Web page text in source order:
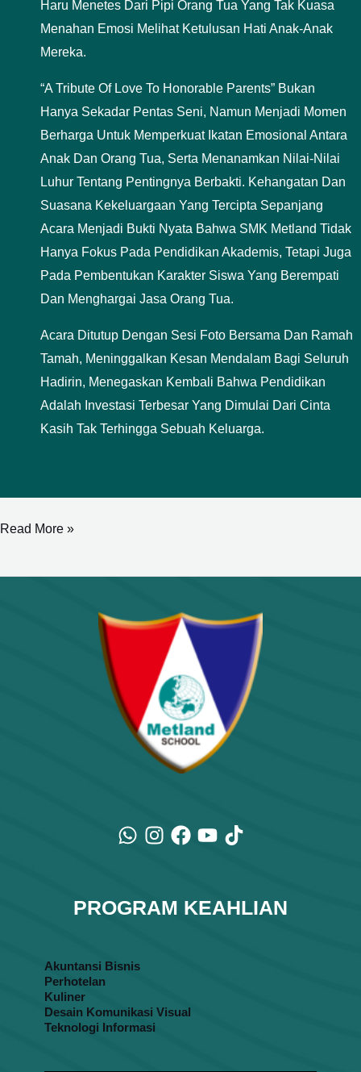
Haru Menetes Dari Pipi Orang Tua Yang Tak Kuasa
Menahan Emosi Melihat Ketulusan Hati Anak-Anak
Mereka.
“A Tribute Of Love To Honorable Parents” Bukan
Hanya Sekadar Pentas Seni, Namun Menjadi Momen
Berharga Untuk Memperkuat Ikatan Emosional Antara
Anak Dan Orang Tua, Serta Menanamkan Nilai-Nilai
Luhur Tentang Pentingnya Berbakti. Kehangatan Dan
Suasana Kekeluargaan Yang Tercipta Sepanjang
Acara Menjadi Bukti Nyata Bahwa SMK Metland Tidak
Hanya Fokus Pada Pendidikan Akademis, Tetapi Juga
Pada Pembentukan Karakter Siswa Yang Berempati
Dan Menghargai Jasa Orang Tua.
Acara Ditutup Dengan Sesi Foto Bersama Dan Ramah
Tamah, Meninggalkan Kesan Mendalam Bagi Seluruh
Hadirin, Menegaskan Kembali Bahwa Pendidikan
Adalah Investasi Terbesar Yang Dimulai Dari Cinta
Kasih Tak Terhingga Sebuah Keluarga.
Read More »
PROGRAM KEAHLIAN
Akuntansi Bisnis
Perhotelan
Kuliner
Desain Komunikasi Visual
Teknologi Informasi